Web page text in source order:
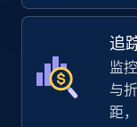
Walmart -
using sku
URL, Final
追
监
与
距